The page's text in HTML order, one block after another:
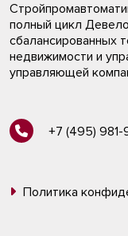
полный цикл
сбалансированных
недвижимости и
управляющей
+7 (495)
Политика